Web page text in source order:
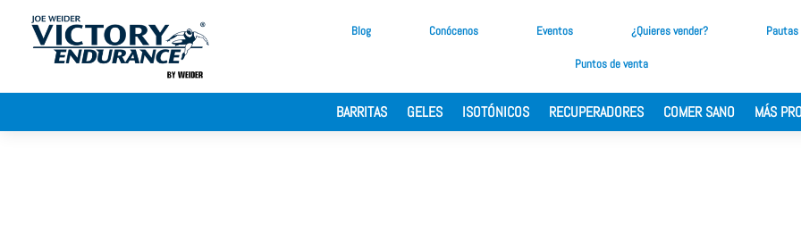
Blog Conócenos Eventos ¿Quieres vender?
Puntos de venta
BARRITAS GELES ISOTÓNICOS RECUPERADORES COMER SANO MÁS